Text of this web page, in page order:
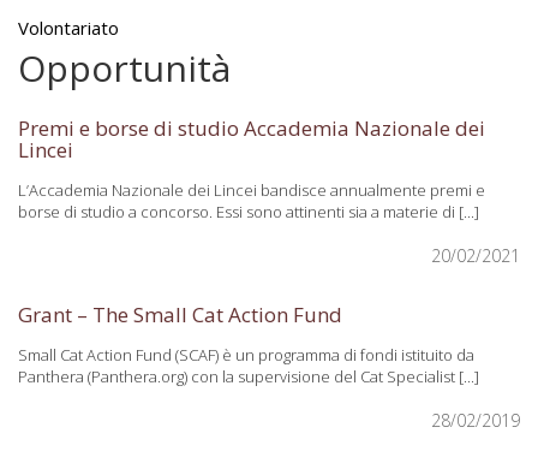
Volontariato
Opportunità
Premi e borse di studio Accademia Nazionale dei
Lincei
L’Accademia Nazionale dei Lincei bandisce annualmente premi e
borse di studio a concorso. Essi sono attinenti sia a materie di [...]
20/02/2021
Grant – The Small Cat Action Fund
Small Cat Action Fund (SCAF) è un programma di fondi istituito da
Panthera (Panthera.org) con la supervisione del Cat Specialist [...]
28/02/2019